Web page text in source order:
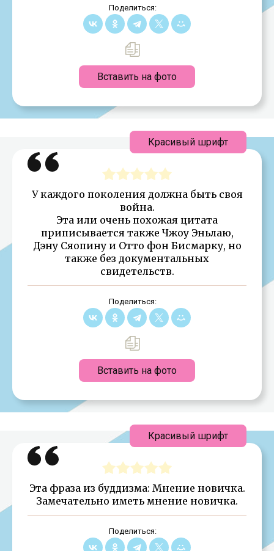
Поделиться:
Вставить на фото
У каждого поколения должна быть своя
война.
Эта или очень похожая цитата
приписывается также Чжоу Эньлаю,
Дэну Сяопину и Отто фон Бисмарку, но
также без документальных
свидетельств.
Поделиться:
Вставить на фото
Красивый шрифт
Эта фраза из буддизма: Мнение новичка.
Замечательно иметь мнение новичка.
Поделиться:
Красивый шрифт